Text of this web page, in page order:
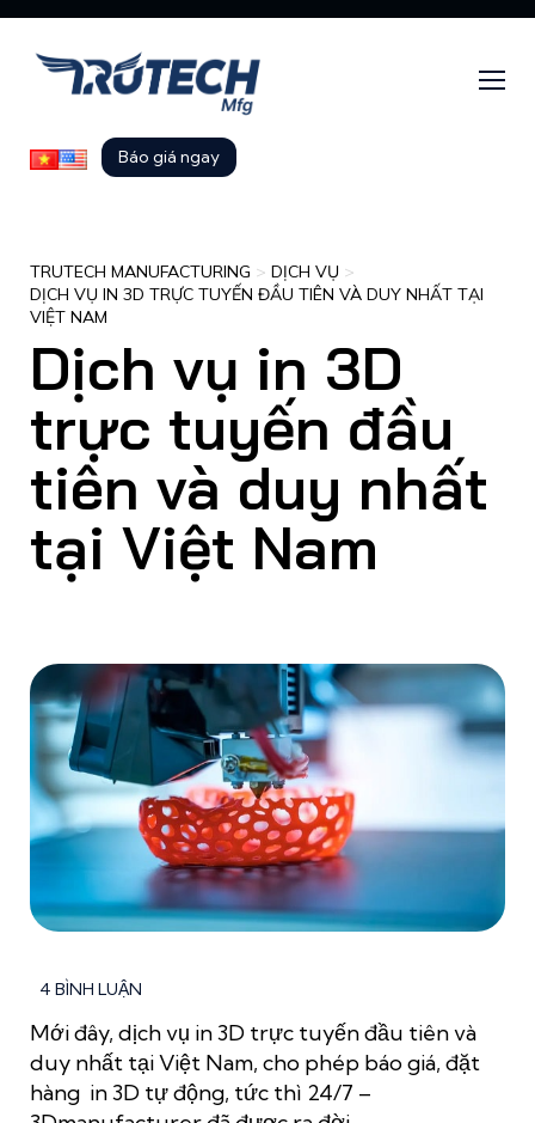
Báo giá ngay
TRUTECH MANUFACTURING > DỊCH VỤ >
DỊCH VỤ IN 3D TRỰC TUYẾN ĐẦU TIÊN VÀ DUY NHẤT TẠI
VIỆT NAM
Dịch vụ in 3D
trực tuyến đầu
tiên và duy nhất
tại Việt Nam
4 BÌNH LUẬN
Mới đây, dịch vụ in 3D trực tuyến đầu tiên và
duy nhất tại Việt Nam, cho phép báo giá, đặt
hàng in 3D tự động, tức thì 24/7 –